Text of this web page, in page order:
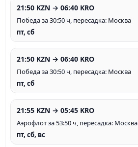
21:50 KZN → 06:40 KRO
Победа за 30:50 ч, пересадка: Москва
пт, сб
21:50 KZN → 06:40 KRO
Победа за 30:50 ч, пересадка: Москва
пт, сб
21:55 KZN → 05:45 KRO
Аэрофлот за 53:50 ч, пересадка: Москва
пт, сб, вс